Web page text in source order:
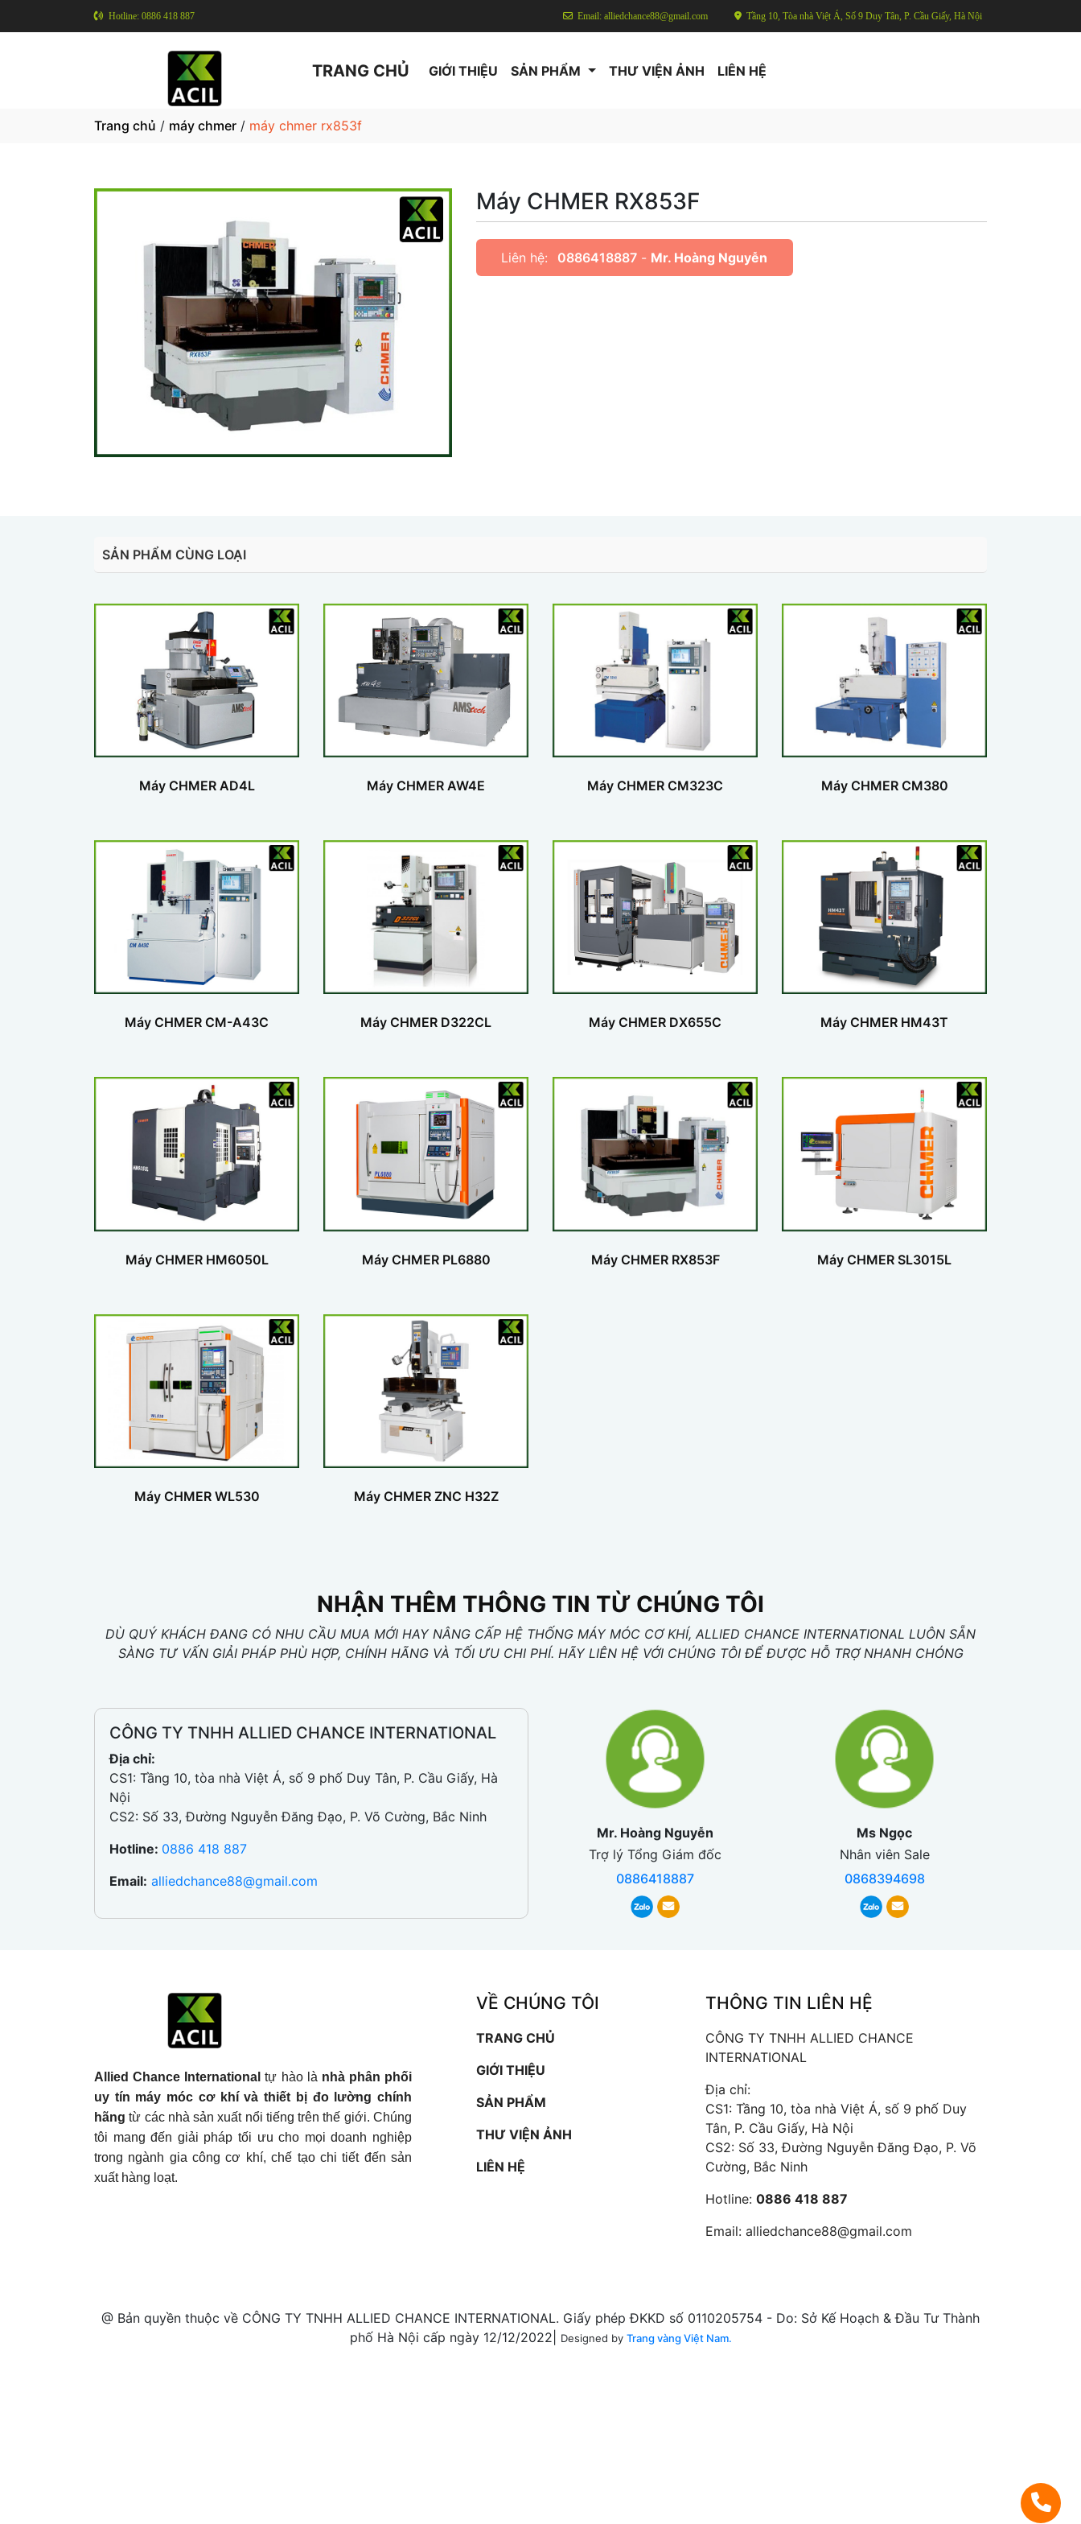
Hotline: 0886 418 887 Email: alliedchance88@gmail.com Tầng 10, Tòa nhà Việt Á, Số 9 Duy Tân, P. Cầu Giấy, Hà Nội
TRANG CHỦ GIỚI THIỆU SẢN PHẨM THƯ VIỆN ẢNH LIÊN HỆ
Trang chủ / máy chmer / máy chmer rx853f
Máy CHMER RX853F
Liên hệ: 0886418887 - Mr. Hoàng Nguyễn
SẢN PHẨM CÙNG LOẠI
Máy CHMER AD4L Máy CHMER AW4E Máy CHMER CM323C Máy CHMER CM380
Máy CHMER CM-A43C Máy CHMER D322CL Máy CHMER DX655C Máy CHMER HM43T
Máy CHMER HM6050L Máy CHMER PL6880 Máy CHMER RX853F Máy CHMER SL3015L
Máy CHMER WL530 Máy CHMER ZNC H32Z
NHẬN THÊM THÔNG TIN TỪ CHÚNG TÔI
DÙ QUÝ KHÁCH ĐANG CÓ NHU CẦU MUA MỚI HAY NÂNG CẤP HỆ THỐNG MÁY MÓC CƠ KHÍ, ALLIED CHANCE INTERNATIONAL LUÔN SẴN
SÀNG TƯ VẤN GIẢI PHÁP PHÙ HỢP, CHÍNH HÃNG VÀ TỐI ƯU CHI PHÍ. HÃY LIÊN HỆ VỚI CHÚNG TÔI ĐỂ ĐƯỢC HỖ TRỢ NHANH CHÓNG
CÔNG TY TNHH ALLIED CHANCE INTERNATIONAL
Địa chỉ:
CS1: Tầng 10, tòa nhà Việt Á, số 9 phố Duy Tân, P. Cầu Giấy, Hà
Nội
CS2: Số 33, Đường Nguyễn Đăng Đạo, P. Võ Cường, Bắc Ninh
Hotline: 0886 418 887
Email: alliedchance88@gmail.com
Mr. Hoàng Nguyễn
Trợ lý Tổng Giám đốc
0886418887
Ms Ngọc
Nhân viên Sale
0868394698
Allied Chance International tự hào là nhà phân phối
uy tín máy móc cơ khí và thiết bị đo lường chính
hãngtừ các nhà sản xuất nổi tiếng trên thế giới. Chúng
tôi mang đến giải pháp tối ưu cho mọi doanh nghiệp
trong ngành gia công cơ khí, chế tạo chi tiết đến sản
xuất hàng loạt.
VỀ CHÚNG TÔI
TRANG CHỦ
GIỚI THIỆU
SẢN PHẨM
THƯ VIỆN ẢNH
LIÊN HỆ
THÔNG TIN LIÊN HỆ
CÔNG TY TNHH ALLIED CHANCE
INTERNATIONAL
Địa chỉ:
CS1: Tầng 10, tòa nhà Việt Á, số 9 phố Duy
Tân, P. Cầu Giấy, Hà Nội
CS2: Số 33, Đường Nguyễn Đăng Đạo, P. Võ
Cường, Bắc Ninh
Hotline: 0886 418 887
Email: alliedchance88@gmail.com
@ Bản quyền thuộc về CÔNG TY TNHH ALLIED CHANCE INTERNATIONAL. Giấy phép ĐKKD số 0110205754 - Do: Sở Kế Hoạch & Đầu Tư Thành
phố Hà Nội cấp ngày 12/12/2022|
Designed by Trang vàng Việt Nam.